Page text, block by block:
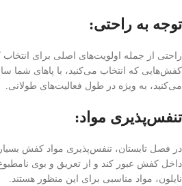
توجه به راحتی:
راحتی از جمله اولویت‌های اصلی برای
کفش‌هایی که انتخاب می‌کنید، با پاهای شما
می‌کنید، به ویژه در طول فعالیت‌های طولانی.
تنفس‌پذیری مواد:
در فصل تابستان، تنفس‌پذیری مواد کفش
داخل کفش عبور کند و از تعریق و بوی
نایلون، مواد مناسبی برای این منظور هستند.